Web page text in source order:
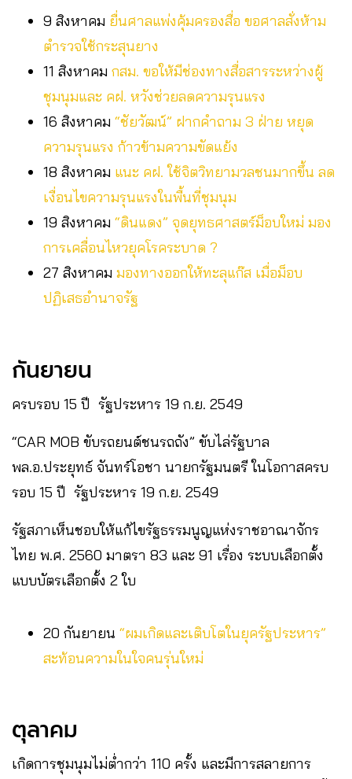
9 สิงหาคม ยื่นศาลแพ่งคุ้มครองสื่อ ขอศาลสั่งห้าม
ตำรวจใช้กระสุนยาง
11 สิงหาคม กสม. ขอให้มีช่องทางสื่อสารระหว่างผู้
ชุมนุมและ คฝ. หวังช่วยลดความรุนแรง
16 สิงหาคม “ชัยวัฒน์” ฝากคำถาม 3 ฝ่าย หยุด
ความรุนแรง ก้าวข้ามความขัดแย้ง
18 สิงหาคม แนะ คฝ. ใช้จิตวิทยามวลชนมากขึ้น ลด
เงื่อนไขความรุนแรงในพื้นที่ชุมนุม
19 สิงหาคม “ดินแดง” จุดยุทธศาสตร์ม็อบใหม่ มอง
การเคลื่อนไหวยุคโรคระบาด ?
27 สิงหาคม มองทางออกให้ทะลุแก๊ส เมื่อม็อบ
ปฏิเสธอำนาจรัฐ
กันยายน
ครบรอบ 15 ปี รัฐประหาร 19 ก.ย. 2549
“CAR MOB ขับรถยนต์ชนรถถัง” ขับไล่รัฐบาล
พล.อ.ประยุทธ์ จันทร์โอชา นายกรัฐมนตรี ในโอกาสครบ
รอบ 15 ปี รัฐประหาร 19 ก.ย. 2549
รัฐสภาเห็นชอบให้แก้ไขรัฐธรรมนูญแห่งราชอาณาจักร
ไทย พ.ศ. 2560 มาตรา 83 และ 91 เรื่อง ระบบเลือกตั้ง
แบบบัตรเลือกตั้ง 2 ใบ
20 กันยายน “ผมเกิดและเติบโตในยุครัฐประหาร”
สะท้อนความในใจคนรุ่นใหม่
ตุลาคม
เกิดการชุมนุมไม่ต่ำกว่า 110 ครั้ง และมีการสลายการ